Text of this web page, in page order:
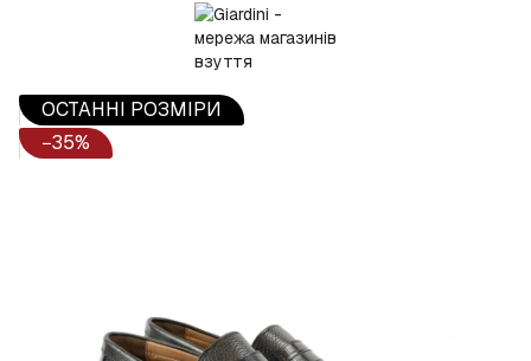
ОСТАННІ РОЗМІРИ
−35%